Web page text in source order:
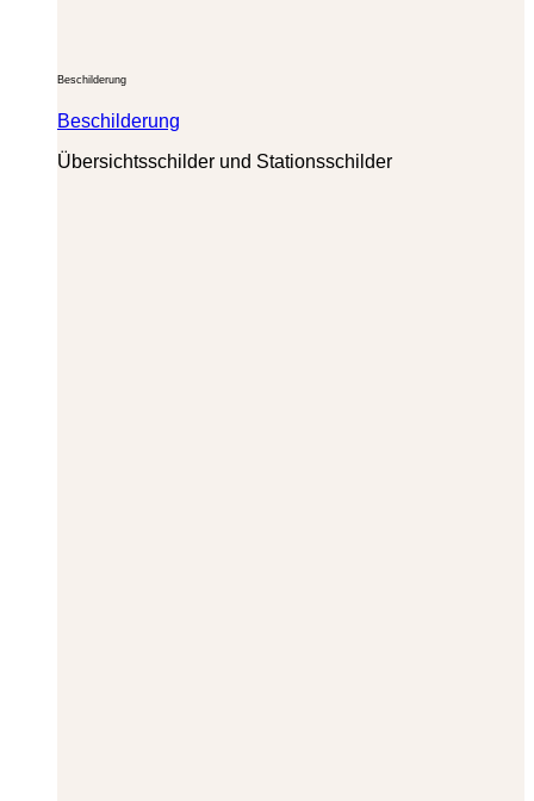
Beschilderung
Beschilderung
Übersichtsschilder und Stationsschilder